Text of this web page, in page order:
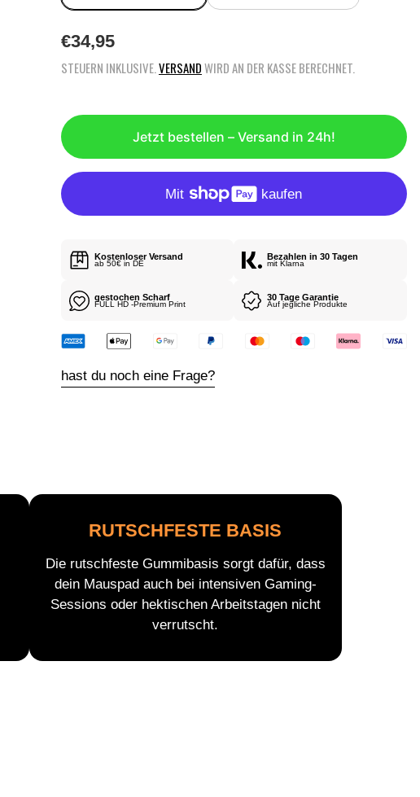
R
E
L
Ä
R
E
R
E
S
€34,95
STEUERN INKLUSIVE. VERSANDWIRD AN DER KASSE BERECHNET.
Jetzt bestellen – Versand in 24h!
Kostenloser Versand
ab 50€ in DE
Bezahlen in 30 Tagen
mit Klarna
gestochen Scharf
FULL HD -Premium Print
30 Tage Garantie
Auf jegliche Produkte
hast du noch eine Frage?
RUTSCHFESTE BASIS
Die rutschfeste Gummibasis sorgt dafür, dass
dein Mauspad auch bei intensiven Gaming-
Sessions oder hektischen Arbeitstagen nicht
verrutscht.